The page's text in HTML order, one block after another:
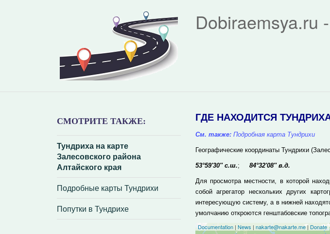
Dobiraemsya.ru
СМОТРИТЕ ТАКЖЕ:
Тундриха на карте
Залесовского района
Алтайского края
Подробные карты Тундрихи
Попутки в Тундрихе
ГДЕ НАХОДИТСЯ
См. также: Подробная карта Тундрихи
Географические координаты Тундрихи
53°59'30'' с.ш.; 84°32'08'' в.д.
Для просмотра местности, в которой
собой агрегатор нескольких других
интересующую систему, а в нижней
умолчанию откроются генштабовские